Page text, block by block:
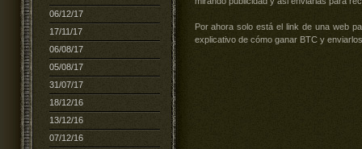
06/12/17
17/11/17
06/08/17
05/08/17
31/07/17
18/12/16
13/12/16
07/12/16
Por ahora solo está el link de una web
explicativo de cómo ganar BTC y